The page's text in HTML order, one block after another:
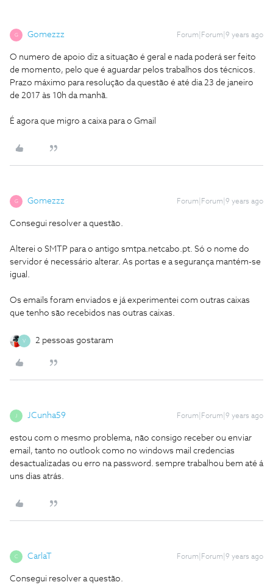
G Gomezzz Forum|Forum|9 years ago
O numero de apoio diz a situação é geral e nada poderá ser feito
de momento, pelo que é aguardar pelos trabalhos dos técnicos.
Prazo máximo para resolução da questão é até dia 23 de janeiro
de 2017 às 10h da manhã.
É agora que migro a caixa para o Gmail
G Gomezzz Forum|Forum|9 years ago
Consegui resolver a questão.
Alterei o SMTP para o antigo smtpa.netcabo.pt. Só o nome do
servidor é necessário alterar. As portas e a segurança mantém-se
igual.
Os emails foram enviados e já experimentei com outras caixas
que tenho são recebidos nas outras caixas.
V 2 pessoas gostaram
JCunha59 Forum|Forum|9 years ago
estou com o mesmo problema, não consigo receber ou enviar
email, tanto no outlook como no windows mail credencias
desactualizadas ou erro na password. sempre trabalhou bem até á
uns dias atrás.
C CarlaT Forum|Forum|9 years ago
Consegui resolver a questão.